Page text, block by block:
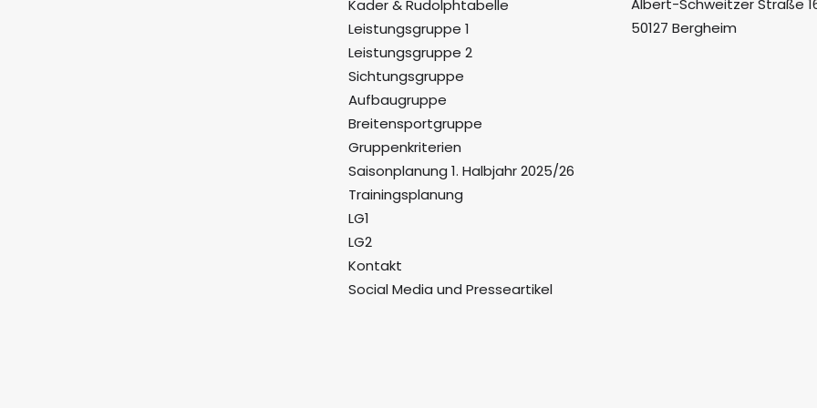
Kader & Rudolphtabelle
Leistungsgruppe 1
Leistungsgruppe 2
Sichtungsgruppe
Aufbaugruppe
Breitensportgruppe
Gruppenkriterien
Saisonplanung 1. Halbjahr 2025/26
Trainingsplanung
LG1
LG2
Kontakt
Social Media und Presseartikel
Albert-Schweitzer Straße
50127 Bergheim